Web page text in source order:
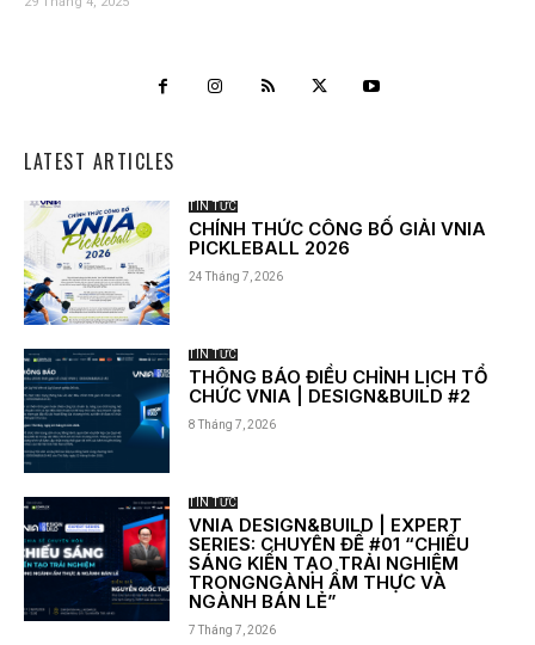
LATEST ARTICLES
TIN TỨC
CHÍNH THỨC CÔNG BỐ GIẢI VNIA
PICKLEBALL 2026
24 Tháng 7, 2026
TIN TỨC
THÔNG BÁO ĐIỀU CHỈNH LỊCH TỔ
CHỨC VNIA | DESIGN&BUILD #2
8 Tháng 7, 2026
TIN TỨC
VNIA DESIGN&BUILD | EXPERT
SERIES: CHUYÊN ĐỀ #01 “CHIẾU
SÁNG KIẾN TẠO TRẢI NGHIỆM
TRONGNGÀNH ẨM THỰC VÀ
NGÀNH BÁN LẺ”
7 Tháng 7, 2026